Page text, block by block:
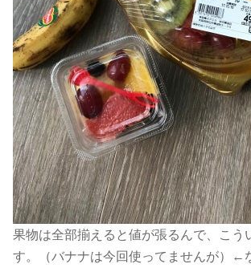
果物は全部揃えると値が張るんで、こう
す。（バナナは今回使ってませんが）←